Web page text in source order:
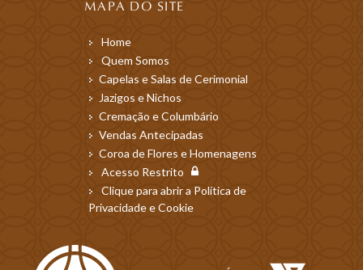
MAPA DO SITE
Home
Quem Somos
Capelas e Salas de Cerimonial
Jazigos e Nichos
Cremação e Columbário
Vendas Antecipadas
Coroa de Flores e Homenagens
Acesso Restrito
Clique para abrir a Política de
Privacidade e Cookie